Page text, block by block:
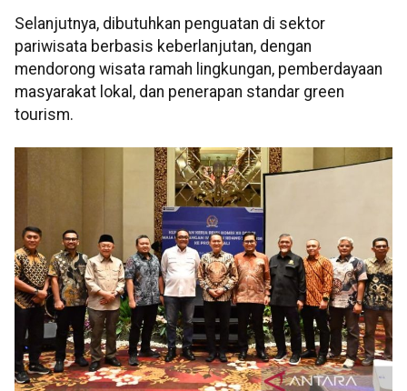
Selanjutnya, dibutuhkan penguatan di sektor
pariwisata berbasis keberlanjutan, dengan
mendorong wisata ramah lingkungan, pemberdayaan
masyarakat lokal, dan penerapan standar green
tourism.